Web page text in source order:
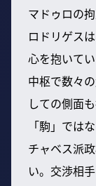
マドゥロの
ロドリゲス
心を抱いて
中枢で数々
しての側面
「駒」では
チャベス派
い。交渉相